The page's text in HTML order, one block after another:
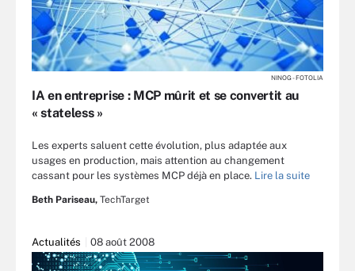
NINOG - FOTOLIA
IA en entreprise : MCP mûrit et se convertit au
« stateless »
Les experts saluent cette évolution, plus adaptée aux
usages en production, mais attention au changement
cassant pour les systèmes MCP déjà en place. Lire la suite
Beth Pariseau, TechTarget
Actualités 08 août 2008